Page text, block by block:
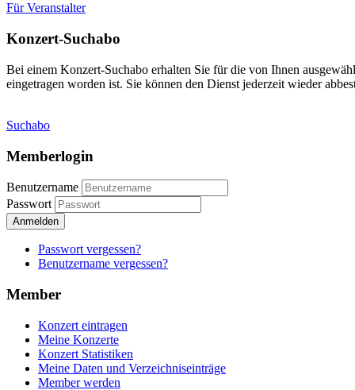
Für Veranstalter
Konzert-Suchabo
Bei einem Konzert-Suchabo erhalten Sie für die von Ihnen
eingetragen worden ist. Sie können den Dienst jederzeit wieder
Suchabo
Memberlogin
Benutzername
Passwort
Anmelden
Passwort vergessen?
Benutzername vergessen?
Member
Konzert eintragen
Meine Konzerte
Konzert Statistiken
Meine Daten und Verzeichniseinträge
Member werden